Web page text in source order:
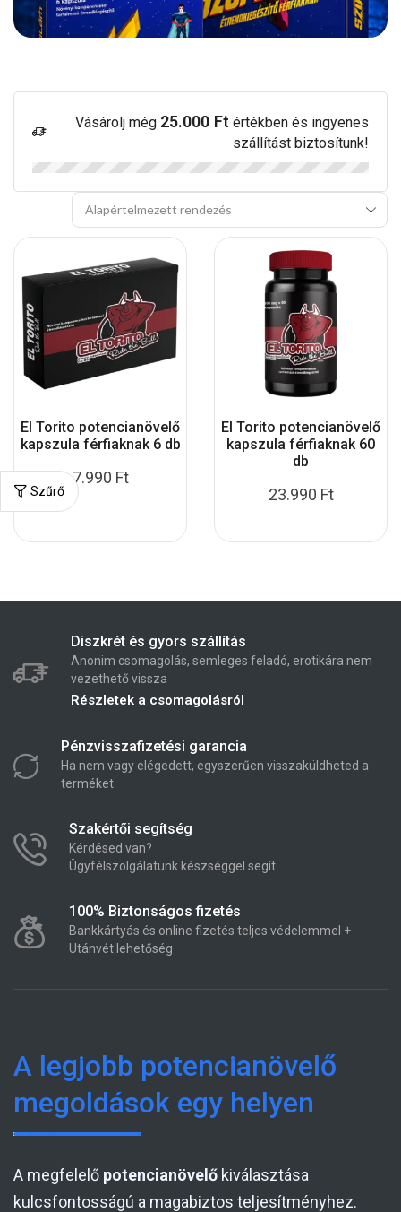
Szűrő
Vásárolj még 25.000 Ft értékben és ingyenes
szállítást biztosítunk!
El Torito potencianövelő
kapszula férfiaknak 6 db
7.990 Ft
El Torito potencianövelő
kapszula férfiaknak 60
db
23.990 Ft
Diszkrét és gyors szállítás
Anonim csomagolás, semleges feladó, erotikára nem
vezethető vissza
Részletek a csomagolásról
Pénzvisszafizetési garancia
Ha nem vagy elégedett, egyszerűen visszaküldheted a
terméket
Szakértői segítség
Kérdésed van?
Ügyfélszolgálatunk készséggel segít
100% Biztonságos fizetés
Bankkártyás és online fizetés teljes védelemmel +
Utánvét lehetőség
A legjobb potencianövelő
megoldások egy helyen
A megfelelő potencianövelő kiválasztása
kulcsfontosságú a magabiztos teljesítményhez.